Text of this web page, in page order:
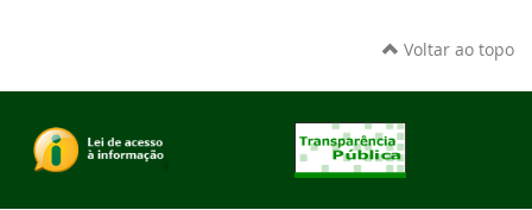
Voltar ao topo